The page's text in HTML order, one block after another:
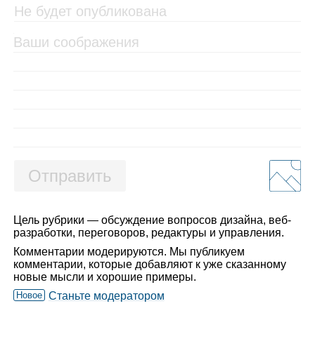
Отправить
Цель рубрики — обсуждение вопросов дизайна, веб-
разработки, переговоров, редактуры и управления.
Комментарии модерируются. Мы публикуем
комментарии, которые добавляют к уже сказанному
новые мысли и хорошие примеры.
Новое Станьте модератором